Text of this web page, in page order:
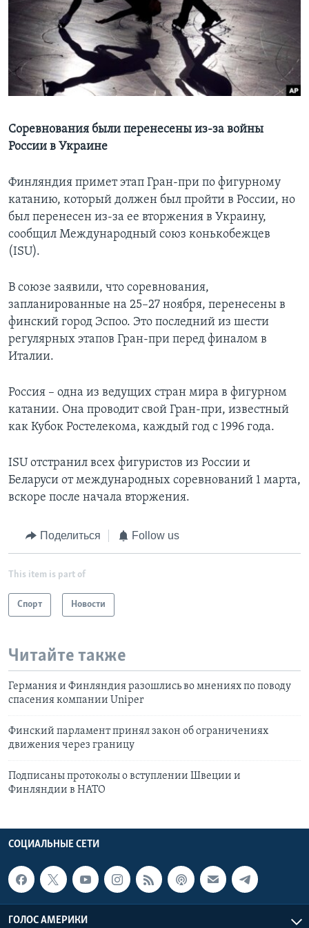
Learning English
СОЦИАЛЬНЫЕ СЕТИ
Языки
Соревнования были перенесены из-за войны
России в Украине
Финляндия примет этап Гран-при по фигурному
катанию, который должен был пройти в России, но
был перенесен из-за ее вторжения в Украину,
сообщил Международный союз конькобежцев
(ISU).
В союзе заявили, что соревнования,
запланированные на 25–27 ноября, перенесены в
финский город Эспоо. Это последний из шести
регулярных этапов Гран-при перед финалом в
Италии.
Россия – одна из ведущих стран мира в фигурном
катании. Она проводит свой Гран-при, известный
как Кубок Ростелекома, каждый год с 1996 года.
ISU отстранил всех фигуристов из России и
Беларуси от международных соревнований 1 марта,
вскоре после начала вторжения.
Поделиться Follow us
This item is part of
Спорт Новости
Читайте также
Германия и Финляндия разошлись во мнениях по поводу
спасения компании Uniper
Финский парламент принял закон об ограничениях
движения через границу
Подписаны протоколы о вступлении Швеции и
Финляндии в НАТО
СОЦИАЛЬНЫЕ СЕТИ
ГОЛОС АМЕРИКИ